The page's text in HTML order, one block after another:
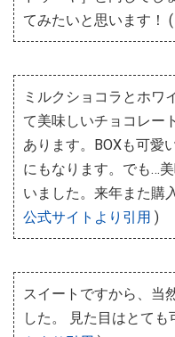
てみたいと思います！ (
ミルクショコラとホワ
て美味しいチョコレー
あります。BOXも可愛
にもなります。でも…
いました。来年また購
公式サイトより引用 )
スイートですから、当
した。 見た目はとても